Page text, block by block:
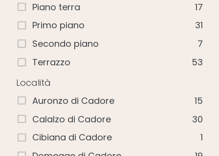
Piano terra
17
Primo piano
31
Secondo piano
7
Terrazzo
53
Località
Auronzo di Cadore
15
Calalzo di Cadore
30
Cibiana di Cadore
1